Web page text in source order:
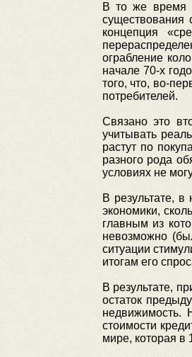
В то же время
существования
концепция
ограбление
начале 70-х
того, что, во-
потребителей.
Связано это
учитывать
растут по
разного рода
условиях не
В результате,
экономики,
главным из
невозможно
ситуации
итогам его
В результате,
остаток
недвижимость.
стоимости
мире, которая в